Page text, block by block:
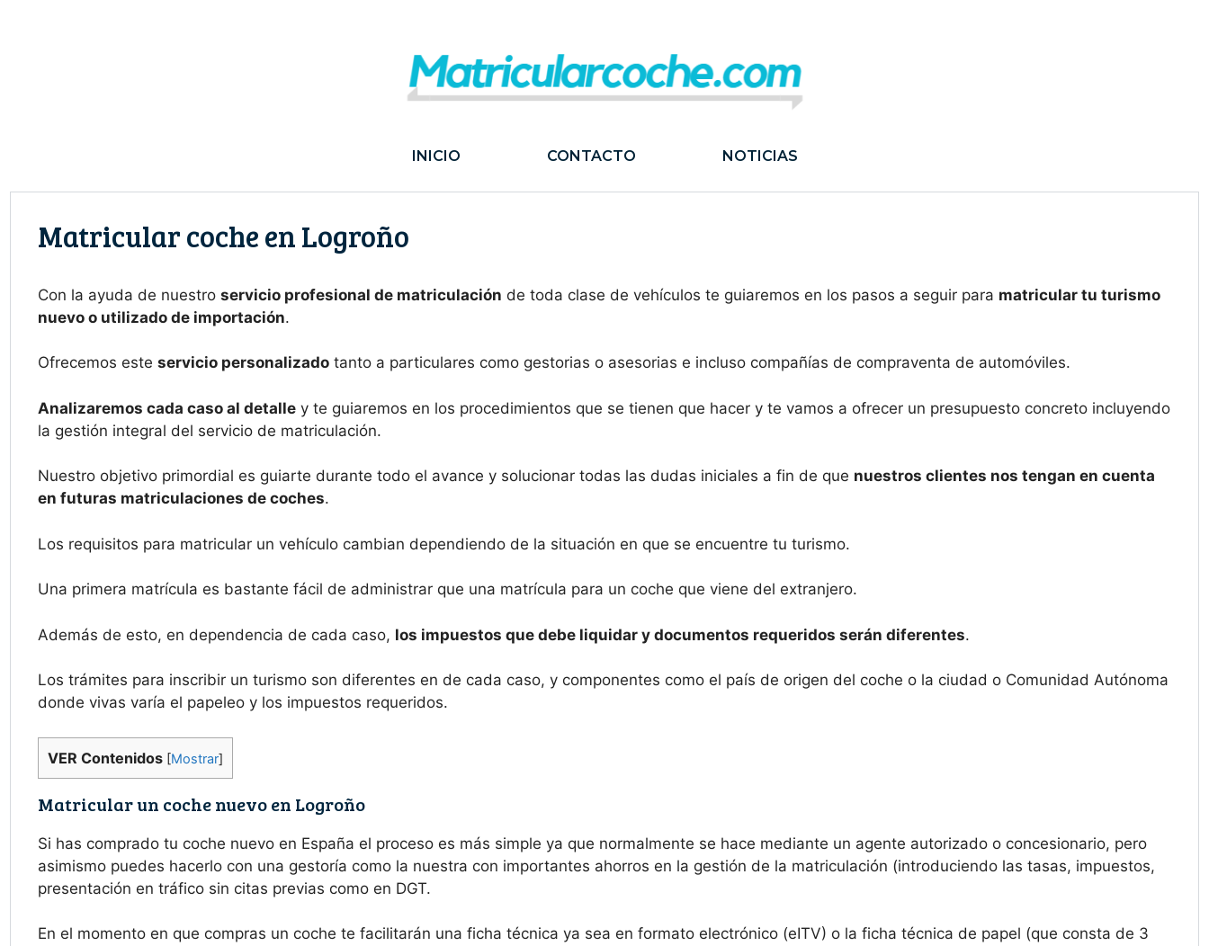
INICIO CONTACTO NOTICIAS
Matricular coche en Logroño
Con la ayuda de nuestro servicio profesional de matriculación de toda clase de vehículos te guiaremos en los pasos a seguir para matricular tu turismo
nuevo o utilizado de importación.
Ofrecemos este servicio personalizado tanto a particulares como gestorias o asesorias e incluso compañías de compraventa de automóviles.
Analizaremos cada caso al detalle y te guiaremos en los procedimientos que se tienen que hacer y te vamos a ofrecer un presupuesto concreto incluyendo
la gestión integral del servicio de matriculación.
Nuestro objetivo primordial es guiarte durante todo el avance y solucionar todas las dudas iniciales a fin de que nuestros clientes nos tengan en cuenta
en futuras matriculaciones de coches.
Los requisitos para matricular un vehículo cambian dependiendo de la situación en que se encuentre tu turismo.
Una primera matrícula es bastante fácil de administrar que una matrícula para un coche que viene del extranjero.
Además de esto, en dependencia de cada caso, los impuestos que debe liquidar y documentos requeridos serán diferentes.
Los trámites para inscribir un turismo son diferentes en de cada caso, y componentes como el país de origen del coche o la ciudad o Comunidad Autónoma
donde vivas varía el papeleo y los impuestos requeridos.
VER Contenidos [Mostrar]
Matricular un coche nuevo en Logroño
Si has comprado tu coche nuevo en España el proceso es más simple ya que normalmente se hace mediante un agente autorizado o concesionario, pero
asimismo puedes hacerlo con una gestoría como la nuestra con importantes ahorros en la gestión de la matriculación (introduciendo las tasas, impuestos,
presentación en tráfico sin citas previas como en DGT.
En el momento en que compras un coche te facilitarán una ficha técnica ya sea en formato electrónico (eITV) o la ficha técnica de papel (que consta de 3